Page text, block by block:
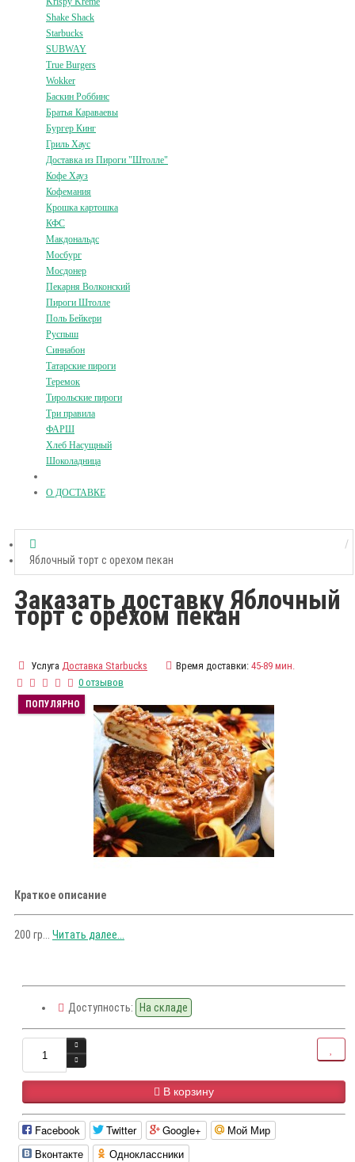
Shake Shack
Starbucks
SUBWAY
True Burgers
Wokker
Баскин Роббинс
Братья Караваевы
Бургер Кинг
Гриль Хаус
Доставка из Пироги "Штолле"
Кофе Хауз
Кофемания
Крошка картошка
КФС
Макдональдс
Мосбург
Мосдонер
Пекарня Волконский
Пироги Штолле
Поль Бейкери
Руспыш
Синнабон
Татарские пироги
Теремок
Тирольские пироги
Три правила
ФАРШ
Хлеб Насущный
Шоколадница
О ДОСТАВКЕ
Яблочный торт с орехом пекан
Заказать доставку Яблочный
торт с орехом пекан
Услуга Доставка Starbucks Время доставки: 45-89 мин.
0 отзывов
ПОПУЛЯРНО
Краткое описание
200 гр... Читать далее...
Доступность: На складе
В корзину
Facebook Twitter Google+
Мой Мир
Вконтакте
Одноклассники